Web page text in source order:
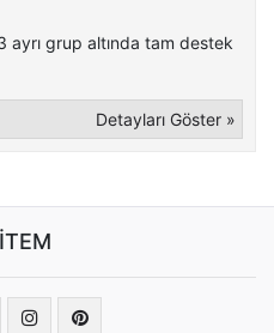
ayrı grup altında tam destek
Detayları Göster »